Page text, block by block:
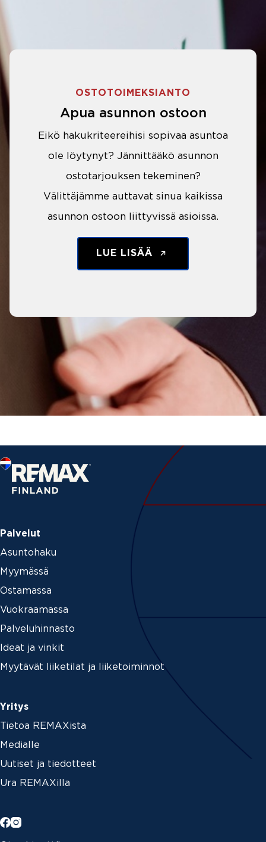
OSTOTOIMEKSIANTO
Apua asunnon ostoon
Eikö hakukriteereihisi sopivaa asuntoa
ole löytynyt? Jännittääkö asunnon
ostotarjouksen tekeminen?
Välittäjämme auttavat sinua kaikissa
asunnon ostoon liittyvissä asioissa.
LUE LISÄÄ
Palvelut
Asuntohaku
Myymässä
Ostamassa
Vuokraamassa
Palveluhinnasto
Ideat ja vinkit
Myytävät liiketilat ja liiketoiminnot
Yritys
Tietoa REMAXista
Medialle
Uutiset ja tiedotteet
Ura REMAXilla